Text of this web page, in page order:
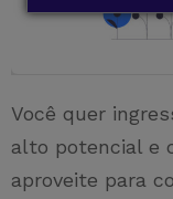
Você quer
alto potencial e
aproveite para